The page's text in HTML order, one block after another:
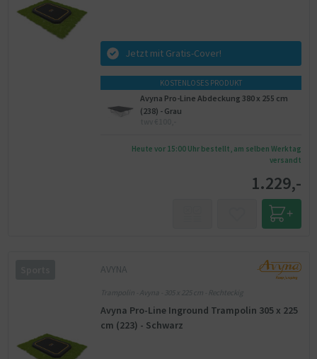
Jetzt mit Gratis-Cover!
KOSTENLOSES PRODUKT
Avyna Pro-Line Abdeckung 380 x 255 cm
(238) - Grau
Heute vor 15:00 Uhr bestellt, am selben Werktag
versandt
1.229,-
AVYNA
Trampolin - Avyna - 305 x 225 cm - Rechteckig
Avyna Pro-Line Inground Trampolin 305 x 225
cm (223) - Schwarz